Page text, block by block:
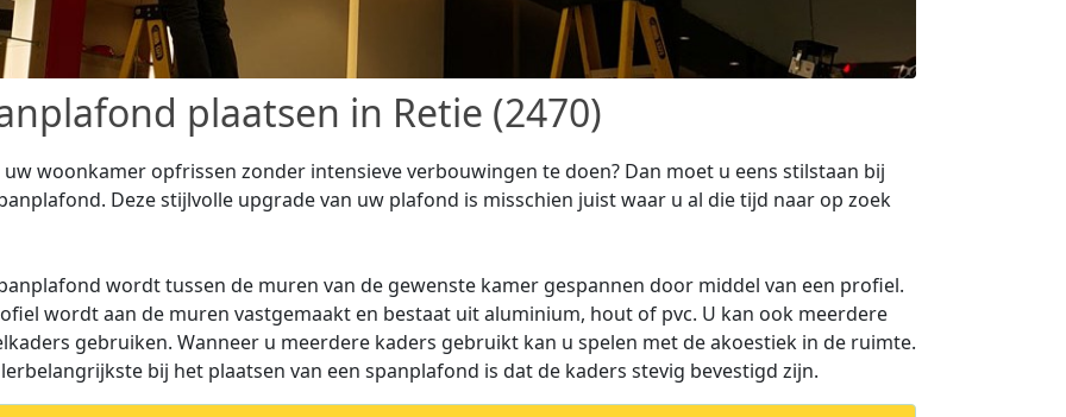
plaatsen in Retie (2470)
woonkamer opfrissen zonder intensieve verbouwingen te doen? Dan moet u eens stilstaan bij
Deze stijlvolle upgrade van uw plafond is misschien juist waar u al die tijd naar op zoek
wordt tussen de muren van de gewenste kamer gespannen door middel van een profiel.
wordt aan de muren vastgemaakt en bestaat uit aluminium, hout of pvc. U kan ook meerdere
gebruiken. Wanneer u meerdere kaders gebruikt kan u spelen met de akoestiek in de ruimte.
bij het plaatsen van een spanplafond is dat de kaders stevig bevestigd zijn.